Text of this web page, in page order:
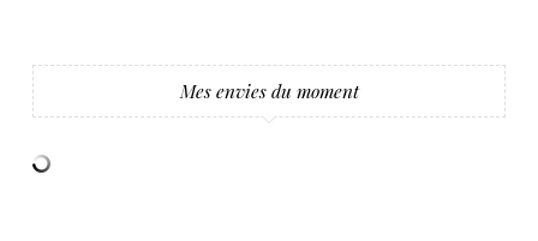
Mes envies du moment